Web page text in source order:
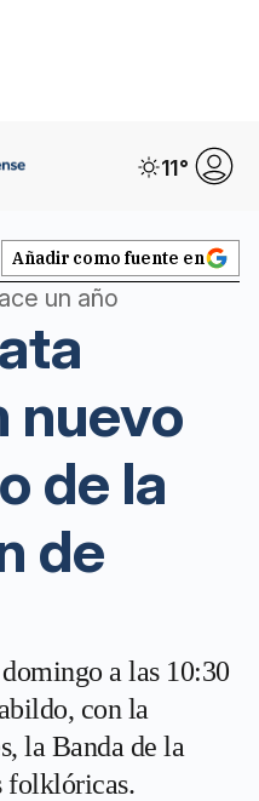
11°
Añadir como fuente en
un año
nuevo
de la
de
a las 10:30
con la
la Banda de la
folklóricas.